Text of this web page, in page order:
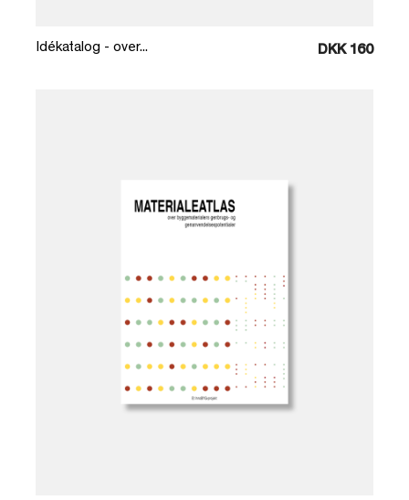
Idékatalog - over... DKK 160